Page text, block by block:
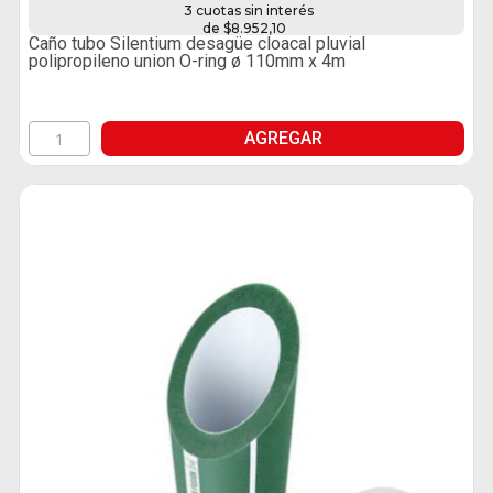
3 cuotas sin interés
de $8.952,10
Caño tubo Silentium desagüe cloacal pluvial
polipropileno union O-ring ø 110mm x 4m
AGREGAR